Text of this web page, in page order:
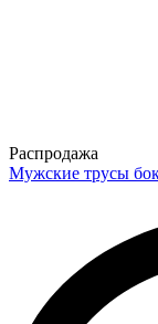
Распродажа
Мужские трусы